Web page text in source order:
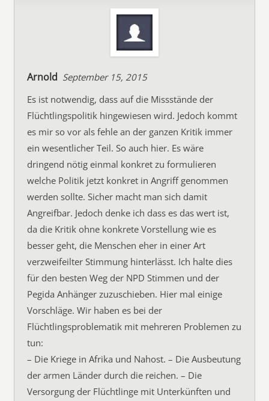
Arnold September 15, 2015
Es ist notwendig, dass auf die Missstände der
Flüchtlingspolitik hingewiesen wird. Jedoch kommt
es mir so vor als fehle an der ganzen Kritik immer
ein wesentlicher Teil. So auch hier. Es wäre
dringend nötig einmal konkret zu formulieren
welche Politik jetzt konkret in Angriff genommen
werden sollte. Sicher macht man sich damit
Angreifbar. Jedoch denke ich dass es das wert ist,
da die Kritik ohne konkrete Vorstellung wie es
besser geht, die Menschen eher in einer Art
verzweifeilter Stimmung hinterlässt. Ich halte dies
für den besten Weg der NPD Stimmen und der
Pegida Anhänger zuzuschieben. Hier mal einige
Vorschläge. Wir haben es bei der
Flüchtlingsproblematik mit mehreren Problemen zu
tun:
– Die Kriege in Afrika und Nahost. – Die Ausbeutung
der armen Länder durch die reichen. – Die
Versorgung der Flüchtlinge mit Unterkünften und